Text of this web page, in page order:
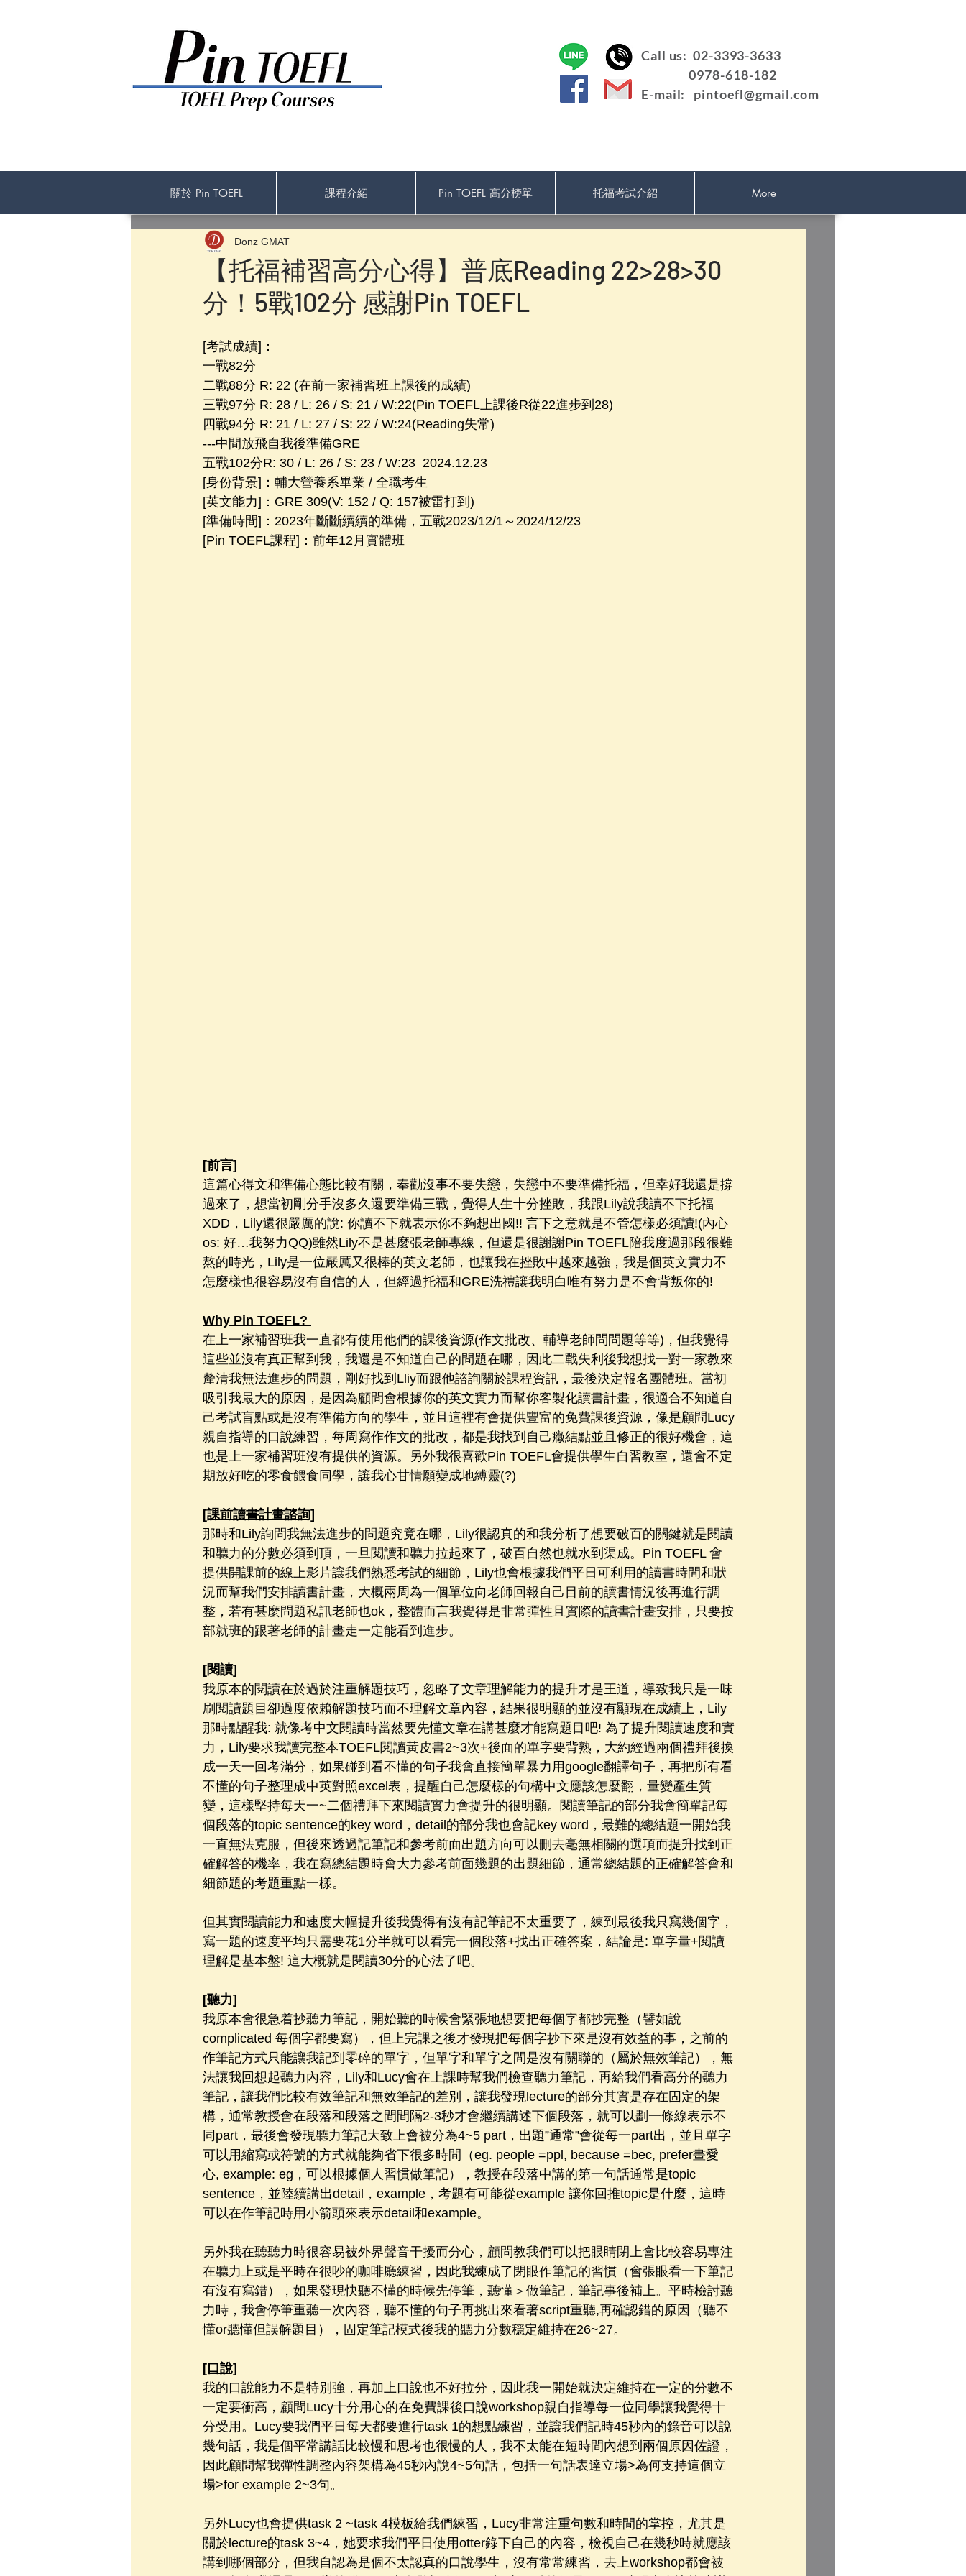
Call us: 02-3393-3633
0978-618-182
E-mail: pintoefl@gmail.com
關於 Pin TOEFL 課程介紹 Pin TOEFL 高分榜單 托福考試介紹 More
【托福補習高分心得】普底Reading 22>28>30
分！5戰102分 感謝Pin TOEFL
Donz GMAT
[考試成績]：
一戰82分
二戰88分 R: 22 (在前一家補習班上課後的成績)
三戰97分 R: 28 / L: 26 / S: 21 / W:22(Pin TOEFL上課後R從22進步到28)
四戰94分 R: 21 / L: 27 / S: 22 / W:24(Reading失常)
---中間放飛自我後準備GRE
五戰102分R: 30 / L: 26 / S: 23 / W:23  2024.12.23
[身份背景]：輔大營養系畢業 / 全職考生
[英文能力]：GRE 309(V: 152 / Q: 157被雷打到)
[準備時間]：2023年斷斷續續的準備，五戰2023/12/1～2024/12/23
[Pin TOEFL課程]：前年12月實體班
[前言]
這篇心得文和準備心態比較有關，奉勸沒事不要失戀，失戀中不要準備托福，但幸好我還是撐
過來了，想當初剛分手沒多久還要準備三戰，覺得人生十分挫敗，我跟Lily說我讀不下托福
XDD，Lily還很嚴厲的說: 你讀不下就表示你不夠想出國!! 言下之意就是不管怎樣必須讀!(內心
os: 好…我努力QQ)雖然Lily不是甚麼張老師專線，但還是很謝謝Pin TOEFL陪我度過那段很難
熬的時光，Lily是一位嚴厲又很棒的英文老師，也讓我在挫敗中越來越強，我是個英文實力不
怎麼樣也很容易沒有自信的人，但經過托福和GRE洗禮讓我明白唯有努力是不會背叛你的!
Why Pin TOEFL?
在上一家補習班我一直都有使用他們的課後資源(作文批改、輔導老師問問題等等)，但我覺得
這些並沒有真正幫到我，我還是不知道自己的問題在哪，因此二戰失利後我想找一對一家教來
釐清我無法進步的問題，剛好找到Lliy而跟他諮詢關於課程資訊，最後決定報名團體班。當初
吸引我最大的原因，是因為顧問會根據你的英文實力而幫你客製化讀書計畫，很適合不知道自
己考試盲點或是沒有準備方向的學生，並且這裡有會提供豐富的免費課後資源，像是顧問Lucy
親自指導的口說練習，每周寫作作文的批改，都是我找到自己癥結點並且修正的很好機會，這
也是上一家補習班沒有提供的資源。另外我很喜歡Pin TOEFL會提供學生自習教室，還會不定
期放好吃的零食餵食同學，讓我心甘情願變成地縛靈(?)
[課前讀書計畫諮詢]
那時和Lily詢問我無法進步的問題究竟在哪，Lily很認真的和我分析了想要破百的關鍵就是閱讀
和聽力的分數必須到頂，一旦閱讀和聽力拉起來了，破百自然也就水到渠成。Pin TOEFL 會
提供開課前的線上影片讓我們熟悉考試的細節，Lily也會根據我們平日可利用的讀書時間和狀
況而幫我們安排讀書計畫，大概兩周為一個單位向老師回報自己目前的讀書情況後再進行調
整，若有甚麼問題私訊老師也ok，整體而言我覺得是非常彈性且實際的讀書計畫安排，只要按
部就班的跟著老師的計畫走一定能看到進步。
[閱讀]
我原本的閱讀在於過於注重解題技巧，忽略了文章理解能力的提升才是王道，導致我只是一味
刷閱讀題目卻過度依賴解題技巧而不理解文章內容，結果很明顯的並沒有顯現在成績上，Lily
那時點醒我: 就像考中文閱讀時當然要先懂文章在講甚麼才能寫題目吧! 為了提升閱讀速度和實
力，Lily要求我讀完整本TOEFL閱讀黃皮書2~3次+後面的單字要背熟，大約經過兩個禮拜後換
成一天一回考滿分，如果碰到看不懂的句子我會直接簡單暴力用google翻譯句子，再把所有看
不懂的句子整理成中英對照excel表，提醒自己怎麼樣的句構中文應該怎麼翻，量變產生質
變，這樣堅持每天一~二個禮拜下來閱讀實力會提升的很明顯。閱讀筆記的部分我會簡單記每
個段落的topic sentence的key word，detail的部分我也會記key word，最難的總結題一開始我
一直無法克服，但後來透過記筆記和參考前面出題方向可以刪去毫無相關的選項而提升找到正
確解答的機率，我在寫總結題時會大力參考前面幾題的出題細節，通常總結題的正確解答會和
細節題的考題重點一樣。
但其實閱讀能力和速度大幅提升後我覺得有沒有記筆記不太重要了，練到最後我只寫幾個字，
寫一題的速度平均只需要花1分半就可以看完一個段落+找出正確答案，結論是: 單字量+閱讀
理解是基本盤! 這大概就是閱讀30分的心法了吧。
[聽力]
我原本會很急着抄聽力筆記，開始聽的時候會緊張地想要把每個字都抄完整（譬如說
complicated 每個字都要寫），但上完課之後才發現把每個字抄下來是沒有效益的事，之前的
作筆記方式只能讓我記到零碎的單字，但單字和單字之間是沒有關聯的（屬於無效筆記），無
法讓我回想起聽力內容，Lily和Lucy會在上課時幫我們檢查聽力筆記，再給我們看高分的聽力
筆記，讓我們比較有效筆記和無效筆記的差別，讓我發現lecture的部分其實是存在固定的架
構，通常教授會在段落和段落之間間隔2-3秒才會繼續講述下個段落，就可以劃一條線表示不
同part，最後會發現聽力筆記大致上會被分為4~5 part，出題”通常”會從每一part出，並且單字
可以用縮寫或符號的方式就能夠省下很多時間（eg. people =ppl, because =bec, prefer畫愛
心, example: eg，可以根據個人習慣做筆記），教授在段落中講的第一句話通常是topic
sentence，並陸續講出detail，example，考題有可能從example 讓你回推topic是什麼，這時
可以在作筆記時用小箭頭來表示detail和example。
另外我在聽聽力時很容易被外界聲音干擾而分心，顧問教我們可以把眼睛閉上會比較容易專注
在聽力上或是平時在很吵的咖啡廳練習，因此我練成了閉眼作筆記的習慣（會張眼看一下筆記
有沒有寫錯），如果發現快聽不懂的時候先停筆，聽懂＞做筆記，筆記事後補上。平時檢討聽
力時，我會停筆重聽一次內容，聽不懂的句子再挑出來看著script重聽,再確認錯的原因（聽不
懂or聽懂但誤解題目），固定筆記模式後我的聽力分數穩定維持在26~27。
[口說]
我的口說能力不是特別強，再加上口說也不好拉分，因此我一開始就決定維持在一定的分數不
一定要衝高，顧問Lucy十分用心的在免費課後口說workshop親自指導每一位同學讓我覺得十
分受用。Lucy要我們平日每天都要進行task 1的想點練習，並讓我們記時45秒內的錄音可以說
幾句話，我是個平常講話比較慢和思考也很慢的人，我不太能在短時間內想到兩個原因佐證，
因此顧問幫我彈性調整內容架構為45秒內說4~5句話，包括一句話表達立場>為何支持這個立
場>for example 2~3句。
另外Lucy也會提供task 2 ~task 4模板給我們練習，Lucy非常注重句數和時間的掌控，尤其是
關於lecture的task 3~4，她要求我們平日使用otter錄下自己的內容，檢視自己在幾秒時就應該
講到哪個部分，但我自認為是個不太認真的口說學生，沒有常常練習，去上workshop都會被